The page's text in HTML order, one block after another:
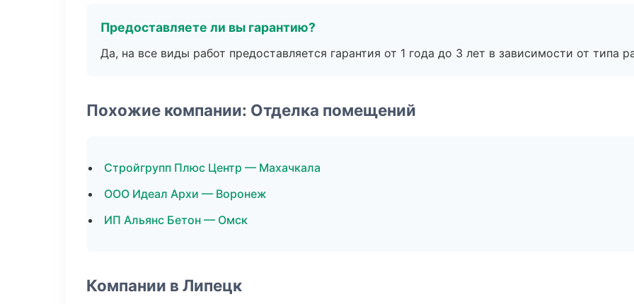
Предоставляете ли вы гарантию?
Да, на все виды работ предоставляется гарантия от 1 года до 3 лет в зависимости от типа
Похожие компании: Отделка помещений
Стройгрупп Плюс Центр — Махачкала
ООО Идеал Архи — Воронеж
ИП Альянс Бетон — Омск
Компании в Липецк